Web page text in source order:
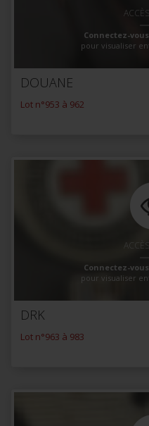
ACCÈS
Connectez-vous
pour visualiser
DOUANE
Lot n°953 à 962
ACCÈS
Connectez-vous
pour visualiser
DRK
Lot n°963 à 983